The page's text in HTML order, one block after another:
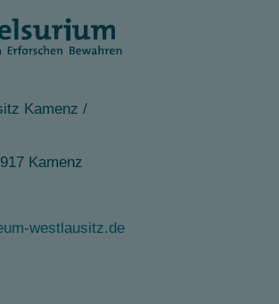
Kamenz /
Kamenz
westlausitz.de